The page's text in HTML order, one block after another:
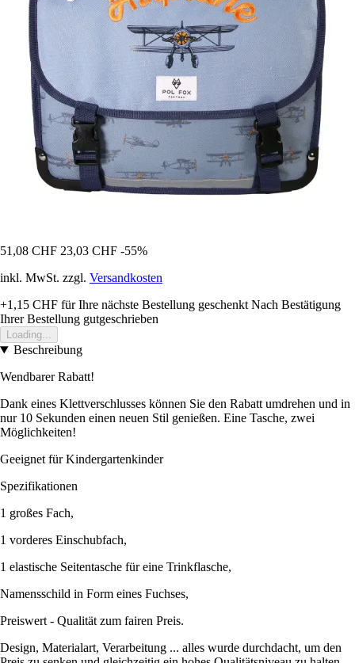
51,08 CHF 23,03 CHF -55%
inkl. MwSt. zzgl. Versandkosten
+1,15 CHF für Ihre nächste Bestellung geschenkt Nach Bestätigung
Ihrer Bestellung gutgeschrieben
Loading...
Beschreibung
Wendbarer Rabatt!
Dank eines Klettverschlusses können Sie den Rabatt umdrehen und in
nur 10 Sekunden einen neuen Stil genießen. Eine Tasche, zwei
Möglichkeiten!
Geeignet für Kindergartenkinder
Spezifikationen
1 großes Fach,
1 vorderes Einschubfach,
1 elastische Seitentasche für eine Trinkflasche,
Namensschild in Form eines Fuchses,
Preiswert - Qualität zum fairen Preis.
Design, Materialart, Verarbeitung ... alles wurde durchdacht, um den